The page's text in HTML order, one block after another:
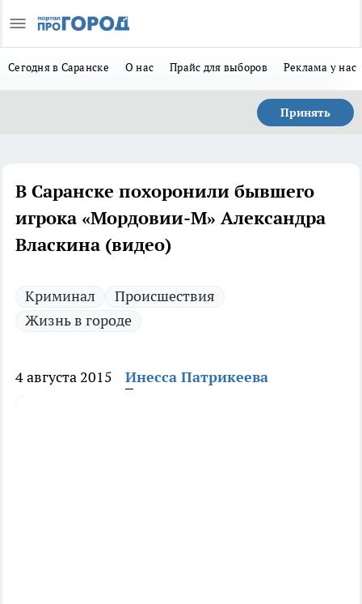
Сегодня в Саранске О нас Прайс для выборов Реклама у нас
Принять
В Саранске похоронили бывшего
игрока «Мордовии-М» Александра
Власкина (видео)
Криминал
Происшествия
Жизнь в городе
4 августа 2015 Инесса Патрикеева